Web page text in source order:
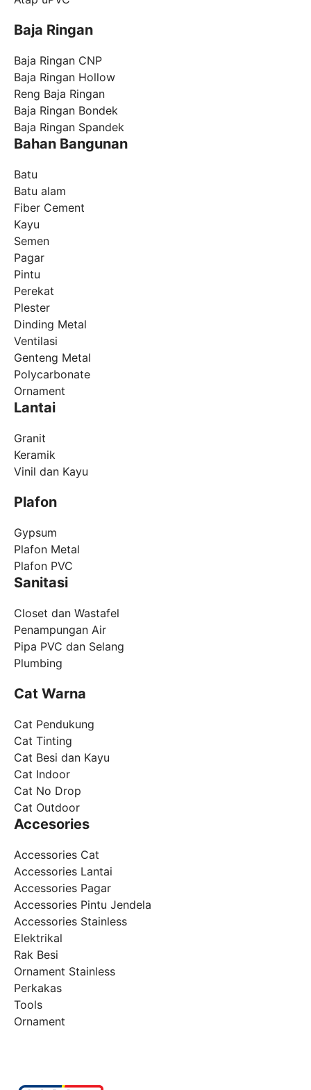
Baja Ringan
Baja Ringan CNP
Baja Ringan Hollow
Reng Baja Ringan
Baja Ringan Bondek
Baja Ringan Spandek
Bahan Bangunan
Batu
Batu alam
Fiber Cement
Kayu
Semen
Pagar
Pintu
Perekat
Plester
Dinding Metal
Ventilasi
Genteng Metal
Polycarbonate
Ornament
Lantai
Granit
Keramik
Vinil dan Kayu
Plafon
Gypsum
Plafon Metal
Plafon PVC
Sanitasi
Closet dan Wastafel
Penampungan Air
Pipa PVC dan Selang
Plumbing
Cat Warna
Cat Pendukung
Cat Tinting
Cat Besi dan Kayu
Cat Indoor
Cat No Drop
Cat Outdoor
Accesories
Accessories Cat
Accessories Lantai
Accessories Pagar
Accessories Pintu Jendela
Accessories Stainless
Elektrikal
Rak Besi
Ornament Stainless
Perkakas
Tools
Ornament